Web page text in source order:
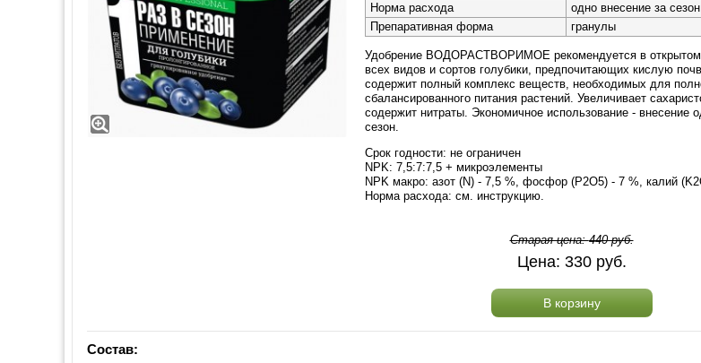
Норма расхода
одно внесение за сезон
Препаративная форма
гранулы
Удобрение ВОДОРАСТВОРИМОЕ рекомендуется в открытом
всех видов и сортов голубики, предпочитающих кислую
содержит полный комплекс веществ, необходимых для
сбалансированного питания растений. Увеличивает
содержит нитраты. Экономичное использование - внесение
сезон.
Срок годности: не ограничен
NPK: 7,5:7:7,5 + микроэлементы
NPK макро: азот (N) - 7,5 %, фосфор (P2O5) - 7 %, калий
Норма расхода: см. инструкцию.
Старая цена:440руб.
Цена: 330руб.
В корзину
Состав: